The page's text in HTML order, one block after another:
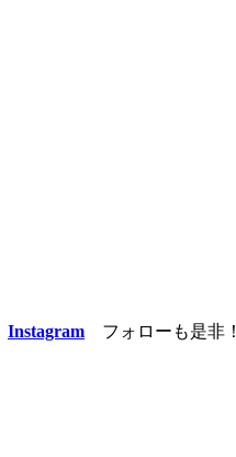
Instagram フォローも是非！